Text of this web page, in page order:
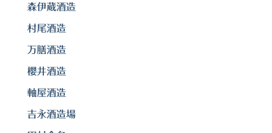
森伊蔵酒造
村尾酒造
万膳酒造
櫻井酒造
軸屋酒造
吉永酒造場